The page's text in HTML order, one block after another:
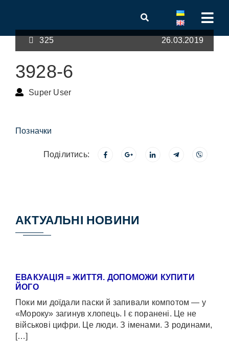
325 26.03.2019
3928-6
Super User
Позначки
Поділитись:
АКТУАЛЬНІ НОВИНИ
ЕВАКУАЦІЯ = ЖИТТЯ. ДОПОМОЖИ КУПИТИ
ЙОГО
Поки ми доїдали паски й запивали компотом — у
«Мороку» загинув хлопець. І є поранені. Це не
військові цифри. Це люди. З іменами. З родинами,
[…]